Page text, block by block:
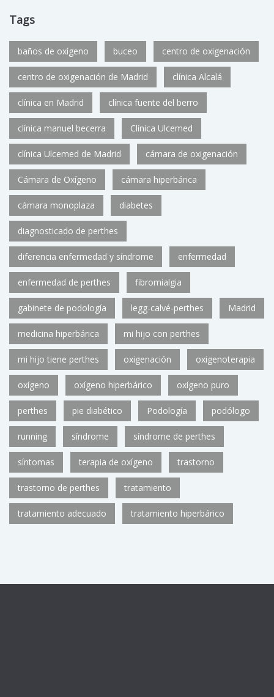
Tags
baños de oxígeno buceo centro de oxigenación
centro de oxigenación de Madrid clínica Alcalá
clínica en Madrid clínica fuente del berro
clínica manuel becerra Clínica Ulcemed
clínica Ulcemed de Madrid cámara de oxigenación
Cámara de Oxígeno cámara hiperbárica
cámara monoplaza diabetes
diagnosticado de perthes
diferencia enfermedad y síndrome enfermedad
enfermedad de perthes fibromialgia
gabinete de podología legg-calvé-perthes Madrid
medicina hiperbárica mi hijo con perthes
mi hijo tiene perthes oxigenación oxigenoterapia
oxígeno oxígeno hiperbárico oxígeno puro
perthes pie diabético Podología podólogo
running síndrome síndrome de perthes
síntomas terapia de oxígeno trastorno
trastorno de perthes tratamiento
tratamiento adecuado tratamiento hiperbárico